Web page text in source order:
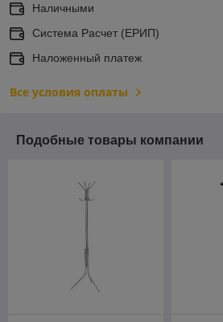
Наличными
Система Расчет (ЕРИП)
Наложенный платеж
Все условия оплаты
Подобные товары компании